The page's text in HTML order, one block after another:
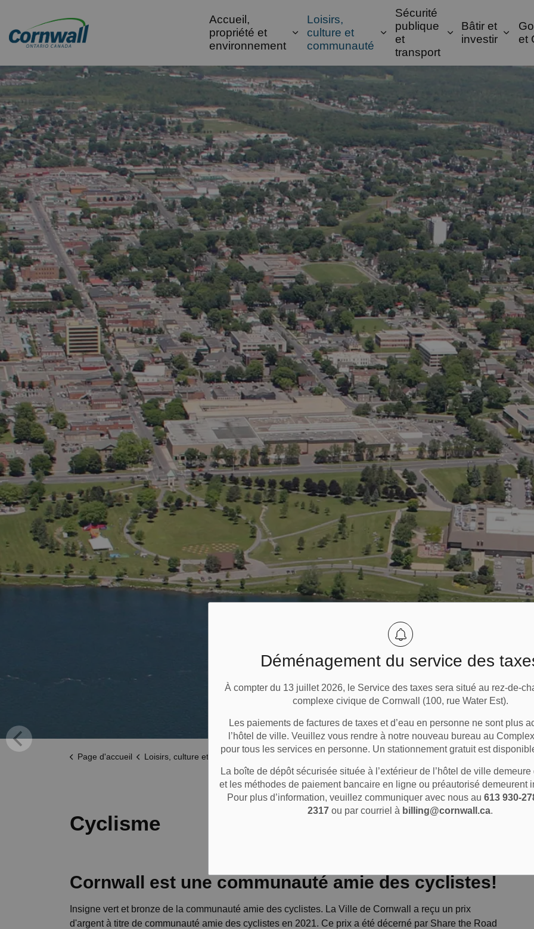
Déménagement du service des
À compter du 13 juillet 2026, le Service des taxes sera situé au rez-de-
complexe civique de Cornwall (100, rue Water Est).
Les paiements de factures de taxes et d’eau en personne ne sont plus
l’hôtel de ville. Veuillez vous rendre à notre nouveau bureau au
pour tous les services en personne. Un stationnement gratuit est
La boîte de dépôt sécurisée située à l’extérieur de l’hôtel de ville
et les méthodes de paiement bancaire en ligne ou préautorisé demeurent
Pour plus d’information, veuillez communiquer avec nous au613 930-
2317 ou par courriel à billing@cornwall.ca.
City of Cornwall
Accueil,
propriété et
environnement
Élargir les sous-pages Accueil, propriété et
Loisirs,
culture et
communauté
Élargir les sous-pages
Sécurité
publique
et
transport
Élargir les
Bâtir et
investir
et
Page d'accueil Loisirs, culture et communauté
Cyclisme
Cornwall est une communauté amie des cyclistes!
Insigne vert et bronze de la communauté amie des cyclistes. La Ville de Cornwall a reçu un prix
d'argent à titre de communauté amie des cyclistes en 2021. Ce prix a été décerné par Share the Road